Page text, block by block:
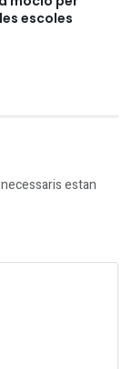
escoles
estan